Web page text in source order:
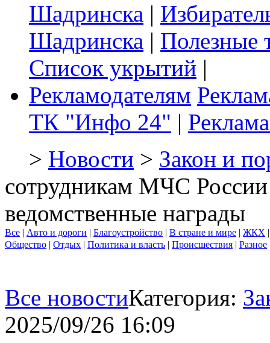
Шадринска |
Шадринска | Полезные
Список укрытий |
Рекламодателям
ТК "Инфо 24" |
> Новости > Закон и
сотрудникам МЧС России
ведомственные награды
Все | Авто и дороги | Благоустройство | В стране и мире | ЖКХ
Общество | Отдых | Политика и власть | Происшествия | Разное
Все новостиКатегория:
2025/09/26 16:09